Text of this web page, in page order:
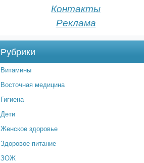
Контакты
Реклама
Рубрики
Витамины
Восточная медицина
Гигиена
Дети
Женское здоровье
Здоровое питание
ЗОЖ